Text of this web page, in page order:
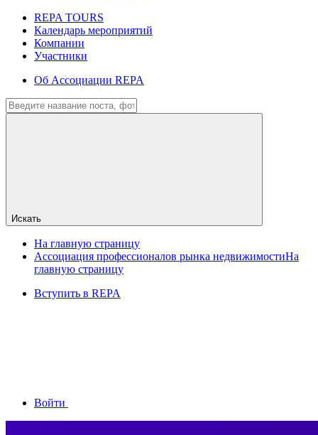
REPA TOURS
Календарь мероприятий
Компании
Участники
Об Ассоциации REPA
Искать
На главную страницу
Ассоциация профессионалов рынка недвижимостиНа
главную страницу
Вступить в REPA
Войти